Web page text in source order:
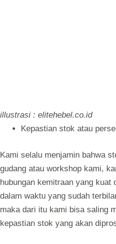
illustrasi : elitehebel.co.id
Kepastian stok atau
Kami selalu menjamin bahwa
gudang atau workshop kami,
hubungan kemitraan yang kuat
dalam waktu yang sudah
maka dari itu kami bisa saling
kepastian stok yang akan